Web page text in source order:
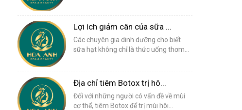
Lợi ích giảm cân của sữa ...
Các chuyên gia dinh dưỡng cho biết
sữa hạt không chỉ là thức uống thơm...
Địa chỉ tiêm Botox trị hô...
Đối với những người có vấn đề về mùi
cơ thể, tiêm Botox để trị mùi hôi...